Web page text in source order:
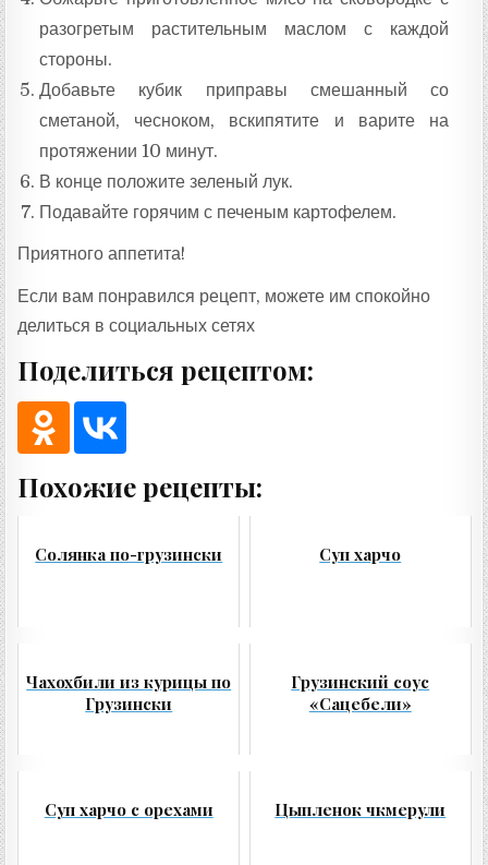
разогретым растительным маслом с каждой
стороны.
Добавьте кубик приправы смешанный со
сметаной, чесноком, вскипятите и варите на
протяжении 10 минут.
В конце положите зеленый лук.
Подавайте горячим с печеным картофелем.
Приятного аппетита!
Если вам понравился рецепт, можете им спокойно
делиться в социальных сетях
Поделиться рецептом:
Похожие рецепты:
Солянка по-грузински Суп харчо
Чахохбили из курицы по
Грузински
Грузинский соус
«Сацебели»
Суп харчо с орехами Цыпленок чкмерули